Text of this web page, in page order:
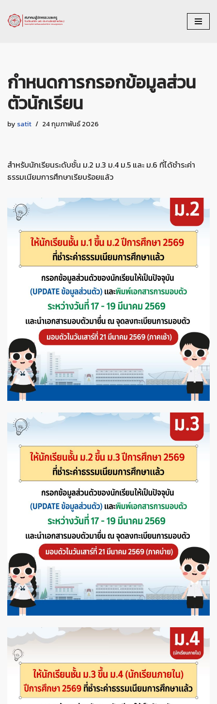
Skip
กำหนดการกรอกข้อมูลส่วน
ตัวนักเรียน
by satit 24 กุมภาพันธ์ 2026
สำหรับนักเรียนระดับชั้น ม.2 ม.3 ม.4 ม.5 และ ม.6 ที่ได้ชำระค่า
ธรรมเนียมการศึกษาเรียบร้อยแล้ว